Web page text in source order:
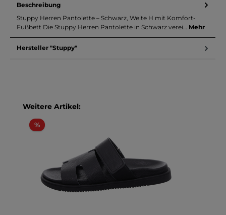
Beschreibung
Stuppy Herren Pantolette – Schwarz, Weite H mit Komfort-
Fußbett Die Stuppy Herren Pantolette in Schwarz verei… Mehr
Hersteller "Stuppy"
Produktgalerie überspringen
Weitere Artikel:
%Rabatt